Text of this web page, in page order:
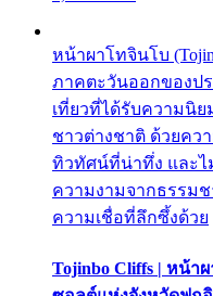
หน้าผาโทจินโบ
ภาคตะวันออกของป
เที่ยวที่ได้รับความนิ
ชาวต่างชาติ ด้วยคว
ทิวทัศน์ที่น่าทึ่ง และไ
ความงามจากธรรม
ความเชื่อที่ลึกซึ้งด้วย
Tojinbo Cliffs | หน้า